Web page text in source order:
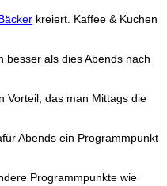
kreiert. Kaffee & Kuchen
besser als dies Abends nach
Vorteil, das man Mittags die
Abends ein Programmpunkt
Programmpunkte wie